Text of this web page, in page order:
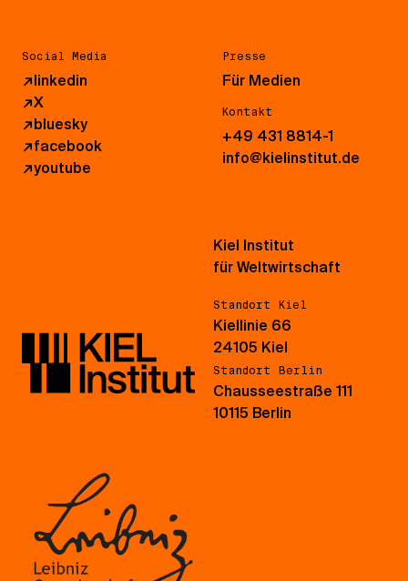
Social Media
↗linkedin
↗X
↗bluesky
↗facebook
↗youtube
Presse
Für Medien
Kontakt
+49 431 8814-1
info@kielinstitut.de
Kiel Institut
für Weltwirtschaft
Standort Kiel
Kiellinie 66
24105 Kiel
Standort Berlin
Chausseestraße 111
10115 Berlin